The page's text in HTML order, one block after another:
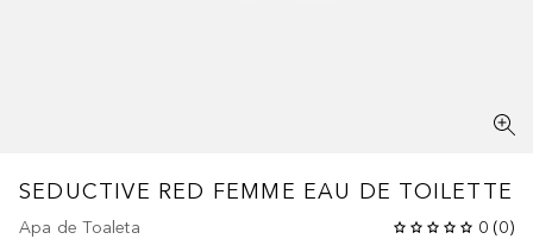
SEDUCTIVE RED FEMME EAU DE TOILETTE
Apa de Toaleta 0 (0)